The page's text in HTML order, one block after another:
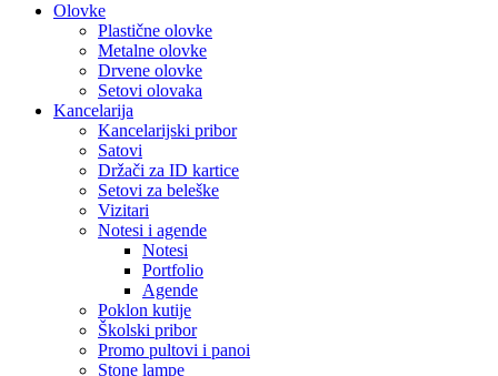
Olovke
Plastične olovke
Metalne olovke
Drvene olovke
Setovi olovaka
Kancelarija
Kancelarijski pribor
Satovi
Držači za ID kartice
Setovi za beleške
Vizitari
Notesi i agende
Notesi
Portfolio
Agende
Poklon kutije
Školski pribor
Promo pultovi i panoi
Stone lampe